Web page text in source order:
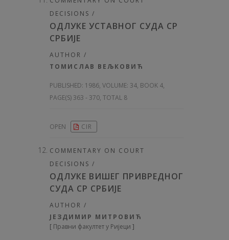
DECISIONS /
ОДЛУКЕ УСТАВНОГ СУДА СР
СРБИЈЕ
AUTHOR /
ТОМИСЛАВ ВЕЉКОВИЋ
PUBLISHED: 1986, VOLUME: 34, BOOK 4,
PAGE(S) 363 - 370, TOTAL 8
OPEN CIR
COMMENTARY ON COURT
DECISIONS /
ОДЛУКЕ ВИШЕГ ПРИВРЕДНОГ
СУДА СР СРБИЈЕ
AUTHOR /
ЈЕЗДИМИР МИТРОВИЋ
[ Правни факултет у Ријеци ]